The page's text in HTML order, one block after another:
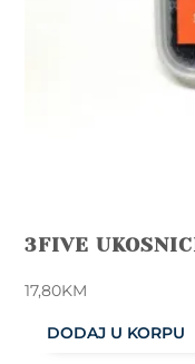
3FIVE
17,80KM
DODAJ U KORPU